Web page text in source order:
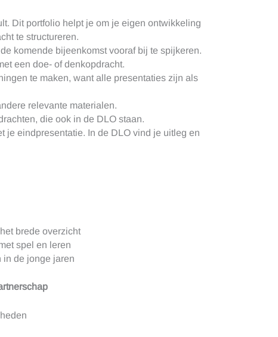
Dit portfolio helpt je om je eigen ontwikkeling
te structureren.
komende bijeenkomst vooraf bij te spijkeren.
een doe- of denkopdracht.
te maken, want alle presentaties zijn als
relevante materialen.
die ook in de DLO staan.
je eindpresentatie. In de DLO vind je uitleg en
brede overzicht
spel en leren
in de jonge jaren